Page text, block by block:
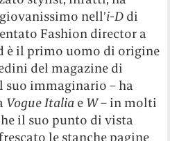
nell’i-D di
Fashion director a
è il primo uomo di origine
del magazine di
suo immaginario – ha
Vogue Italia e W– in molti
il suo punto di vista
le stanche pagine